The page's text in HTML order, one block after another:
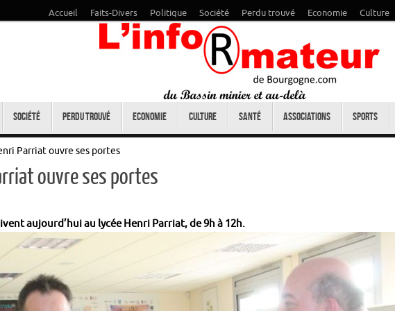
Accueil Faits-Divers Politique Société Perdu trouvé Economie Culture
Société Perdu trouvé Economie Culture Santé Associations Sports
Parriat ouvre ses portes
ouvre ses portes
aujourd’hui au lycée Henri Parriat, de 9h à 12h.